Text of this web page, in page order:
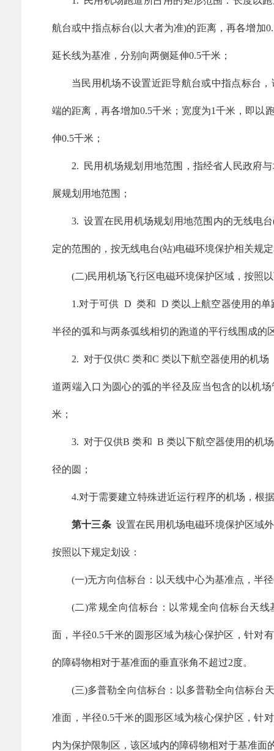
航台或中指点标台(以大者为准)的距离，再各增加
延长线为基准，分别向两侧延伸0.5千米；
当民用机场不设置近距导航台或中指点标台
端的距离，再各增加0.5千米；宽度为1千米，即以
伸0.5千米；
2. 民用机场规划用地范围，指经省人民政府
展规划用地范围；
3. 设置在民用机场规划用地范围内的无线电
定的范围的，按无线电台(站)电磁环境保护相关规
(二)民用机场飞行区电磁环境保护区域，按照
1.对于可供 D 类和 D 类以上航空器使用的
半径的弧和与两条弧线相切的跑道的平行线围成的
2. 对于仅供C 类和C 类以下航空器使用的机
道两端入口为圆心的弧的半径及应当包含的以机
米；
3. 对于仅供B 类和 B 类以下航空器使用的机
径的圆；
4.对于需要建立特殊进近运行程序的机场，根
第十三条设置在民用机场电磁环境保护区域
按照以下规定划设：
(一)无方向信标台：以天线中心为基准点，半
(二)常规全向信标台：以常规全向信标台天
面，半径0.5千米的圆形区域为核心保护区，针对
的障碍物相对于基准面的垂直张角不超过2度。
(三)多普勒全向信标台：以多普勒全向信标台
准面，半径0.5千米的圆形区域为核心保护区，针
内为保护限制区，该区域内的障碍物相对于基准面